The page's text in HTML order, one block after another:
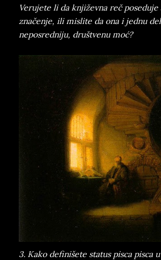
Verujete li da književna reč
značenje, ili mislite da ona i jednu
neposredniju, društvenu moć?
3. Kako definišete status pisca pisca